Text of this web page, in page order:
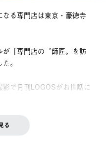
る専門店は東京・豪徳寺
「専門店の〝師匠〟を訪
。
で月刊LOGOSがお世話に
る